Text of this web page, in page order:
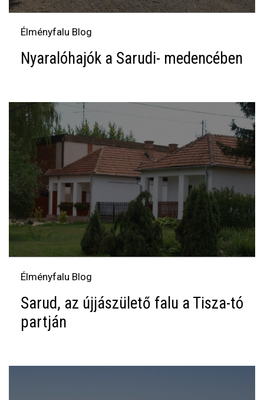
Élményfalu Blog
Nyaralóhajók a Sarudi- medencében
Élményfalu Blog
Sarud, az újjászülető falu a Tisza-tó
partján